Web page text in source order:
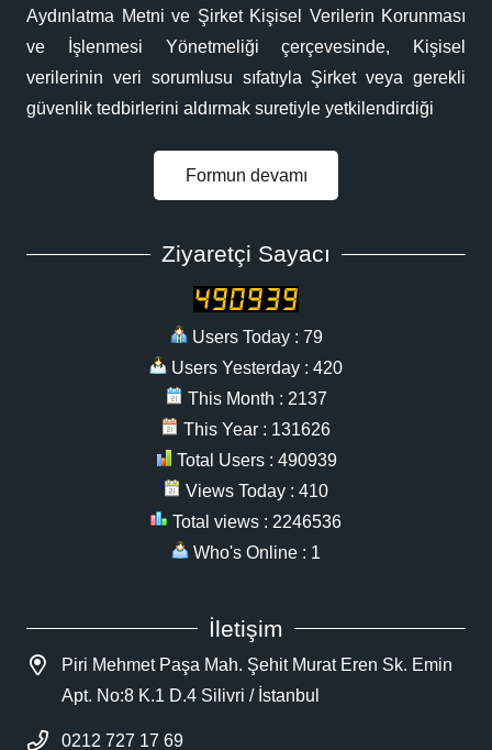
Aydınlatma Metni ve Şirket Kişisel Verilerin Korunması
ve İşlenmesi Yönetmeliği çerçevesinde, Kişisel
verilerinin veri sorumlusu sıfatıyla Şirket veya gerekli
güvenlik tedbirlerini aldırmak suretiyle yetkilendirdiği
Formun devamı
Ziyaretçi Sayacı
Users Today : 79
Users Yesterday : 420
This Month : 2137
This Year : 131626
Total Users : 490939
Views Today : 410
Total views : 2246536
Who's Online : 1
İletişim
Piri Mehmet Paşa Mah. Şehit Murat Eren Sk. Emin
Apt. No:8 K.1 D.4 Silivri / İstanbul
0212 727 17 69